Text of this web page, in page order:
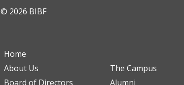
© 2026 BIBF
Home
About Us
Board of Directors
The Campus
Alumni